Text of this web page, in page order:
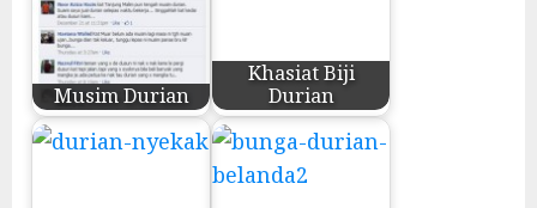
Musim Durian
Khasiat Biji
Durian